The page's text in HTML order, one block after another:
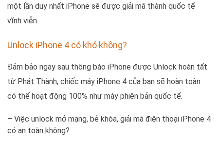
một lần duy nhất iPhone sẽ được giải mã thành quốc tế
vĩnh viễn.
Unlock iPhone 4 có khó không?
Đảm bảo ngay sau thông báo iPhone được Unlock hoàn tất
từ Phát Thành, chiếc máy iPhone 4 của bạn sẽ hoàn toàn
có thể hoạt động 100% như máy phiên bản quốc tế.
– Việc unlock mở mạng, bẻ khóa, giải mã điện thoại iPhone 4
có an toàn không?